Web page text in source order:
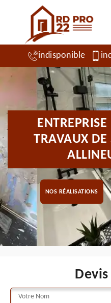
indisponible
TRAVAUX DE
NOS RÉALISATIONS